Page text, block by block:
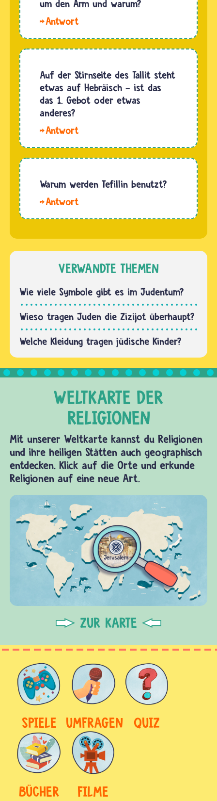
für…
der Tora
erwähnt.
Damit ist
Tragen
des
Gebetsschales
für…
um den Arm und warum?
Juden
die Arm-
Tefillin
zum
Morgengebet
um den
Bizeps
am
siebenmal
um den…
Auf der Stirnseite des Tallit steht
etwas auf Hebräisch - ist das
das 1. Gebot oder etwas
anderes?
dem Tallit
Segensspruch
Anlegen
des Tallit.
lautet
bist du,…
Warum werden Tefillin benutzt?
schreibt
Juden
vor, beim
den
Gebetsriemen
Tefillin
anzulegen.
Er
Kopf,
Herz
und…
VERWANDTE THEMEN
Wie viele Symbole gibt es im Judentum?
Wieso tragen Juden die Zizijot überhaupt?
Welche Kleidung tragen jüdische Kinder?
Mit unserer Weltkarte kannst du Religionen
und ihre heiligen Stätten auch geographisch
entdecken. Klick auf die Orte und erkunde
Religionen auf eine neue Art.
ZUR KARTE
SPIELE UMFRAGEN QUIZ
BÜCHER FILME